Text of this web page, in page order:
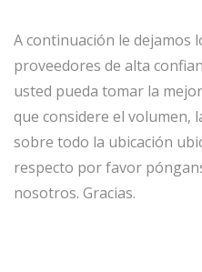
A continuación le dejamos
proveedores de alta
usted pueda tomar la
que considere el volumen,
sobre todo la ubicación
respecto por favor
nosotros. Gracias.